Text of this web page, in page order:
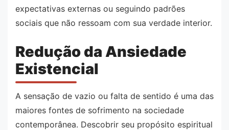
expectativas externas ou seguindo padrões
sociais que não ressoam com sua verdade interior.
Redução da Ansiedade
Existencial
A sensação de vazio ou falta de sentido é uma das
maiores fontes de sofrimento na sociedade
contemporânea. Descobrir seu propósito espiritual